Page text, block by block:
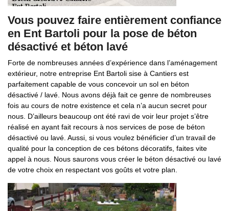
Vous pouvez faire entièrement confiance
en Ent Bartoli pour la pose de béton
désactivé et béton lavé
Forte de nombreuses années d’expérience dans l’aménagement
extérieur, notre entreprise Ent Bartoli sise à Cantiers est
parfaitement capable de vous concevoir un sol en béton
désactivé / lavé. Nous avons déjà fait ce genre de nombreuses
fois au cours de notre existence et cela n’a aucun secret pour
nous. D’ailleurs beaucoup ont été ravi de voir leur projet s’être
réalisé en ayant fait recours à nos services de pose de béton
désactivé ou lavé. Aussi, si vous voulez bénéficier d’un travail de
qualité pour la conception de ces bétons décoratifs, faites vite
appel à nous. Nous saurons vous créer le béton désactivé ou lavé
de votre choix en respectant vos goûts et votre plan.